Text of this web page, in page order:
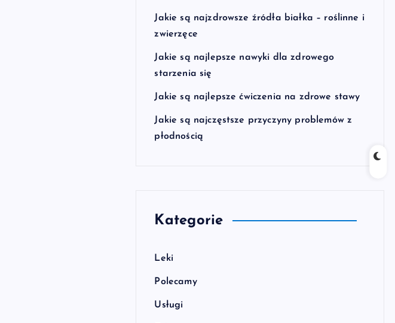
Jakie są najzdrowsze źródła białka – roślinne i
zwierzęce
Jakie są najlepsze nawyki dla zdrowego
starzenia się
Jakie są najlepsze ćwiczenia na zdrowe stawy
Jakie są najczęstsze przyczyny problemów z
płodnością
Kategorie
Leki
Polecamy
Usługi